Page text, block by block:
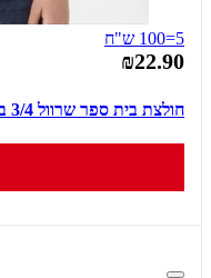
5=100 ש"ח
₪22.90
חולצת בית ספר שרוול 3/4 בנות 8-18 (ורוד פוקסיה)